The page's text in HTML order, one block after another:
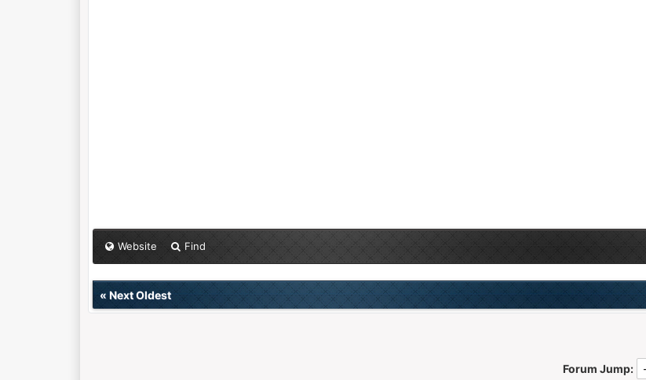
Website Find
« Next Oldest
Forum Jump: